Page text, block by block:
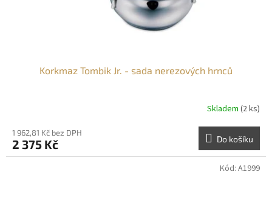
Korkmaz Tombik Jr. - sada nerezových hrnců
Skladem (2 ks)
1 962,81 Kč bez DPH
2 375 Kč Do košíku
Kód: A1999